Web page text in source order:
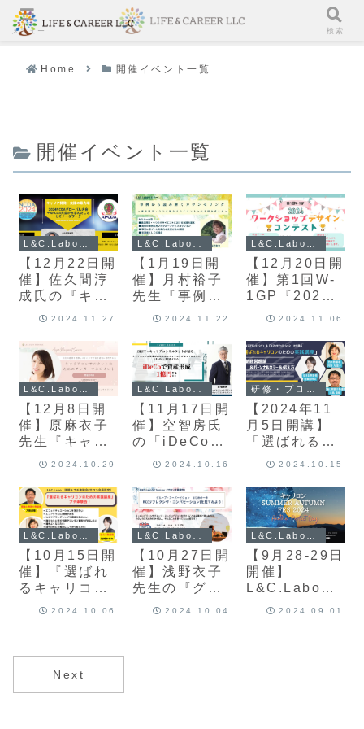
Home 開催イベント一覧
開催イベント一覧
【12月22日開
催】佐久間淳
成氏の『キャ
リア開発・支
2024NCDA
グローバル大
会＋APCDA
大会から学ん
だこと セミナ
ー＆ワーク 』
2024.11.27
【1月19日開
催】月村裕子
先生『事例か
ら読み解くカ
グ』～適応障
害・うつに悩
むクライエン
トへの支援を
考える～
2024.11.22
【12月20日開
催】第1回W-
1GP『2024
ワークショッ
ンテスト』開
催！
2024.11.06
L&C.Laboイベント
【12月8日開
催】原麻衣子
先生『キャリ
アコンサルタ
アンガーマネ
ジメント』
2024.10.29
L&C.Laboイベント
【11月17日開
催】空智房氏
の「iDeCoで
資産形成1億
エントの資産
形成のために
キャリコンが
知っておきた
いiDeCo・
DCのイロ
ハ〜」
2024.10.16
研修・プログラム
【2024年11
月5日開講】
「選ばれるキ
ャリコンのた
座」最新経営
理論&パーソ
ナルカラー＆
伝え方
2024.10.15
【10月15日開
催】『選ばれ
るキャリコン
のための実践
2024.10.06
【10月27日開
催】浅野衣子
先生の『グル
ープ・スーパ
2024.10.04
【9月28-29日
開催】
L&C.Labo『
キャリコン
2024.09.01
Next
メニュー 検索